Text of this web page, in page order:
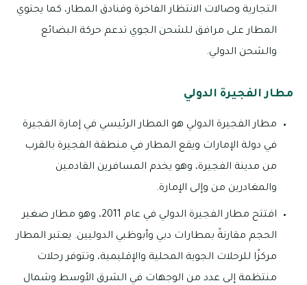
التجارية وصالات الانتظار الفاخرة وفنادق المطار، كما يحتوي
المطار على مرافق للشحن الجوي تدعم حركة البضائع
والشحن الدولي.
مطار الفجيرة الدولي
مطار الفجيرة الدولي هو المطار الرئيسي في إمارة الفجيرة
في دولة الإمارات ويقع المطار في منطقة الفجيرة بالقرب
من مدينة الفجيرة، وهو يخدم المسافرين القادمين
والمغادرين من وإلى الإمارة.
افتتح مطار الفجيرة الدولي في عام 2011، وهو مطار صغير
الحجم مقارنةً بمطارات دبي وأبوظبي الدوليين. يعتبر المطار
مركزًا للرحلات الجوية المحلية والإقليمية، وتتوفر رحلات
منتظمة إلى عدد من الوجهات في الشرق الأوسط وشمال